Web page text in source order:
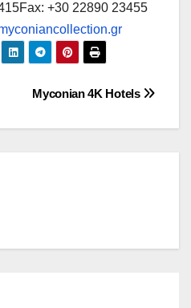
+30 22890 23455
Myconian 4K Hotels